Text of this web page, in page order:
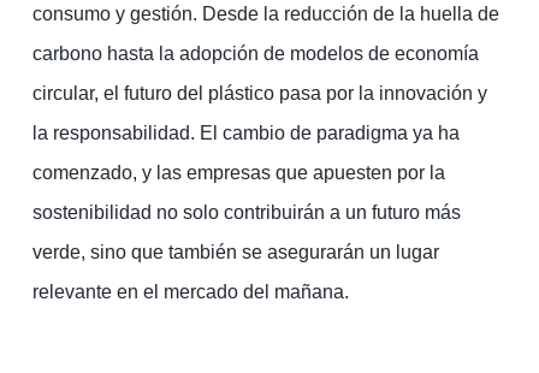
consumo y gestión. Desde la reducción de la huella de
carbono hasta la adopción de modelos de economía
circular, el futuro del plástico pasa por la innovación y
la responsabilidad. El cambio de paradigma ya ha
comenzado, y las empresas que apuesten por la
sostenibilidad no solo contribuirán a un futuro más
verde, sino que también se asegurarán un lugar
relevante en el mercado del mañana.